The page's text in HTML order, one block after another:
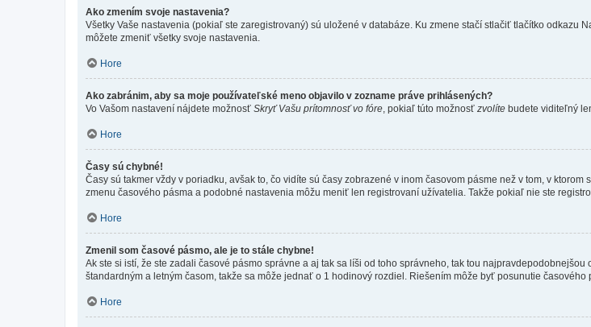
Ako zmením svoje nastavenia?
Všetky Vaše nastavenia (pokiaľ ste zaregistrovaný) sú uložené v databáze. Ku zmene stačí stlačiť tlačítko odkazu
môžete zmeniť všetky svoje nastavenia.
Hore
Ako zabránim, aby sa moje používateľské meno objavilo v zozname práve prihlásených?
Vo Vašom nastavení nájdete možnosť Skryť Vašu prítomnosť vo fóre , pokiaľ túto možnosť zvolíte budete viditeľný
Hore
Časy sú chybné!
Časy sú takmer vždy v poriadku, avšak to, čo vidíte sú časy zobrazené v inom časovom pásme než v tom, v
zmenu časového pásma a podobné nastavenia môžu meniť len registrovaní užívatelia. Takže pokiaľ nie ste
Hore
Zmenil som časové pásmo, ale je to stále chybne!
Ak ste si istí, že ste zadali časové pásmo správne a aj tak sa líši od toho správneho, tak tou
štandardným a letným časom, takže sa môže jednať o 1 hodinový rozdiel. Riešením môže byť posunutie
Hore